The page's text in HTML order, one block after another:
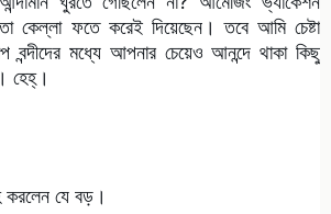
কেল্লা ফতে করেই দিয়েছেন। তবে আমি চেষ্টা
মধ্যে আপনার চেয়েও আনন্দে থাকা কিছু
হেহ্‌।
যে বড়।